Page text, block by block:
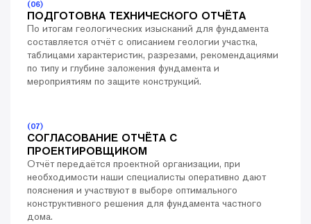
(06)
ПОДГОТОВКА ТЕХНИЧЕСКОГО ОТЧЁТА
По итогам геологических изысканий для фундамента
составляется отчёт с описанием геологии участка,
таблицами характеристик, разрезами, рекомендациями
по типу и глубине заложения фундамента и
мероприятиям по защите конструкций.
(07)
СОГЛАСОВАНИЕ ОТЧЁТА С
ПРОЕКТИРОВЩИКОМ
Отчёт передаётся проектной организации, при
необходимости наши специалисты оперативно дают
пояснения и участвуют в выборе оптимального
конструктивного решения для фундамента частного
дома.